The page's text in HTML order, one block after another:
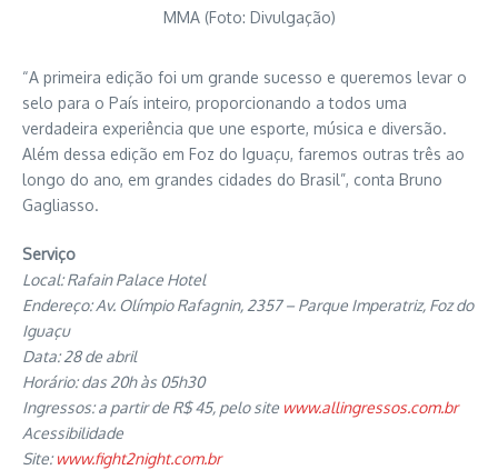
MMA (Foto: Divulgação)
“A primeira edição foi um grande sucesso e queremos levar o
selo para o País inteiro, proporcionando a todos uma
verdadeira experiência que une esporte, música e diversão.
Além dessa edição em Foz do Iguaçu, faremos outras três ao
longo do ano, em grandes cidades do Brasil”, conta Bruno
Gagliasso.
Serviço
Local: Rafain Palace Hotel
Endereço: Av. Olímpio Rafagnin, 2357 – Parque Imperatriz, Foz do
Iguaçu
Data: 28 de abril
Horário: das 20h às 05h30
Ingressos: a partir de R$ 45, pelo site www.allingressos.com.br
Acessibilidade
Site:www.fight2night.com.br